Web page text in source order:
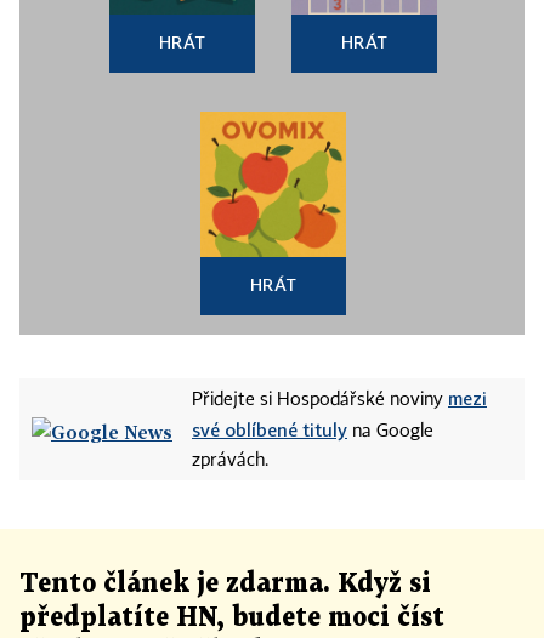
HRÁT HRÁT
HRÁT
Přidejte si Hospodářské noviny mezi
své oblíbené tituly na Google
zprávách.
Tento článek je zdarma. Když si
předplatíte HN, budete moci číst